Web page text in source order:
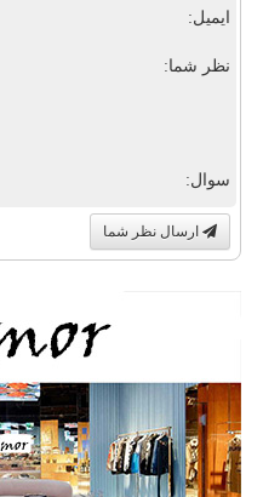
ایمیل:
نظر شما:
سوال:
ارسال نظر شما